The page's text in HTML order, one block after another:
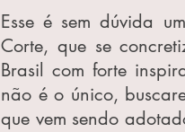
Esse é sem dúvida
Corte, que se
Brasil com forte
não é o único,
que vem sendo